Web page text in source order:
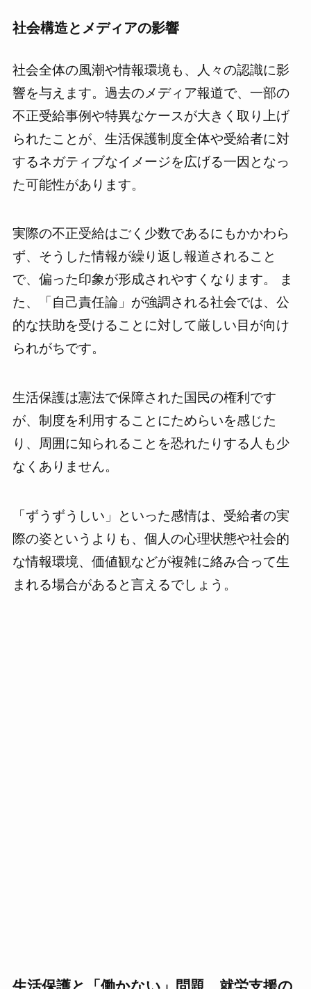
社会構造とメディアの影響
社会全体の風潮や情報環境も、人々の認識に影
響を与えます。過去のメディア報道で、一部の
不正受給事例や特異なケースが大きく取り上げ
られたことが、生活保護制度全体や受給者に対
するネガティブなイメージを広げる一因となっ
た可能性があります。
実際の不正受給はごく少数であるにもかかわら
ず、そうした情報が繰り返し報道されること
で、偏った印象が形成されやすくなります。 ま
た、「自己責任論」が強調される社会では、公
的な扶助を受けることに対して厳しい目が向け
られがちです。
生活保護は憲法で保障された国民の権利です
が、制度を利用することにためらいを感じた
り、周囲に知られることを恐れたりする人も少
なくありません。
「ずうずうしい」といった感情は、受給者の実
際の姿というよりも、個人の心理状態や社会的
な情報環境、価値観などが複雑に絡み合って生
まれる場合があると言えるでしょう。